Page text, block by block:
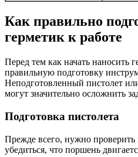
Как правильно
герметик к работе
Перед тем как начать наносить
правильную подготовку
Неподготовленный пистолет
могут значительно осложнить
Подготовка пистолета
Прежде всего, нужно
убедиться, что поршень